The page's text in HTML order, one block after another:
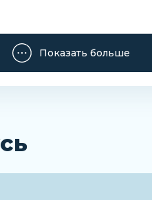
(жидкое масло)
Показать больше